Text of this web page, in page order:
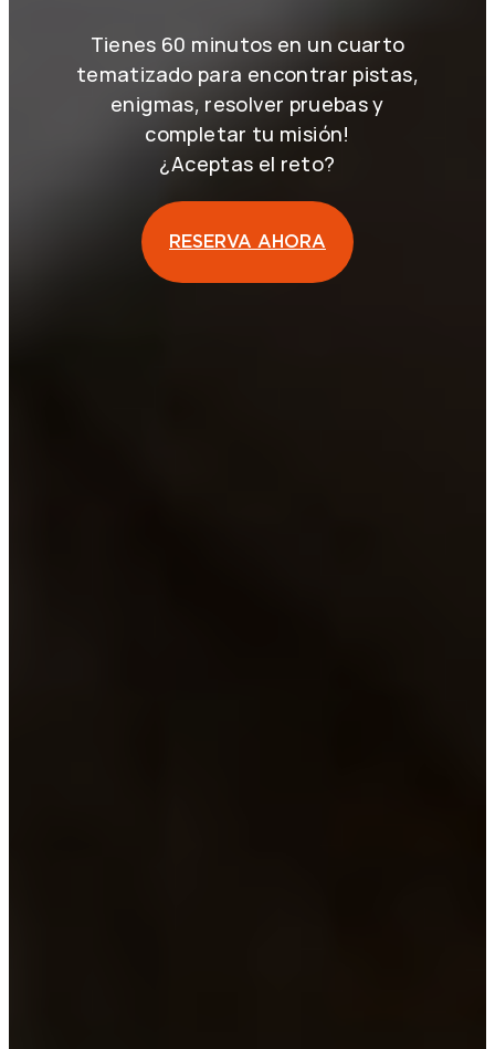
Tienes 60 minutos en un cuarto
tematizado para encontrar pistas,
enigmas, resolver pruebas y
completar tu misión!
¿Aceptas el reto?
RESERVA AHORA